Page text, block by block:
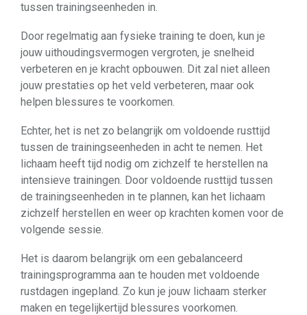
tussen trainingseenheden in.
Door regelmatig aan fysieke training te doen, kun je
jouw uithoudingsvermogen vergroten, je snelheid
verbeteren en je kracht opbouwen. Dit zal niet alleen
jouw prestaties op het veld verbeteren, maar ook
helpen blessures te voorkomen.
Echter, het is net zo belangrijk om voldoende rusttijd
tussen de trainingseenheden in acht te nemen. Het
lichaam heeft tijd nodig om zichzelf te herstellen na
intensieve trainingen. Door voldoende rusttijd tussen
de trainingseenheden in te plannen, kan het lichaam
zichzelf herstellen en weer op krachten komen voor de
volgende sessie.
Het is daarom belangrijk om een gebalanceerd
trainingsprogramma aan te houden met voldoende
rustdagen ingepland. Zo kun je jouw lichaam sterker
maken en tegelijkertijd blessures voorkomen.